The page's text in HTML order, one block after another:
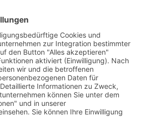
vondas ist nah! Mit uns
und bleiben Ihren
Erinnerung.